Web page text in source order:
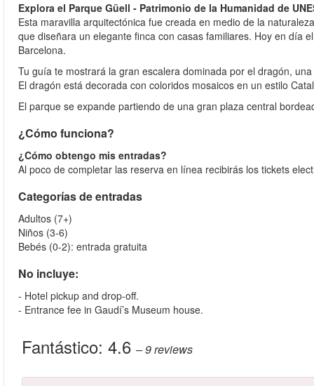
Explora el Parque Güell - Patrimonio de la Humanidad de
Esta maravilla arquitectónica fue creada en medio de la
que diseñara un elegante finca con casas familiares. Hoy en día
Barcelona.
Tu guía te mostrará la gran escalera dominada por el dragón,
El dragón está decorada con coloridos mosaicos en un estilo
El parque se expande partiendo de una gran plaza central
¿Cómo funciona?
¿Cómo obtengo mis entradas?
Al poco de completar las reserva en línea recibirás los tickets
Categorías de entradas
Adultos (7+)
Niños (3-6)
Bebés (0-2): entrada gratuita
No incluye:
- Hotel pickup and drop-off.
- Entrance fee in Gaudí’s Museum house.
Fantástico: 4.6 – 9reviews